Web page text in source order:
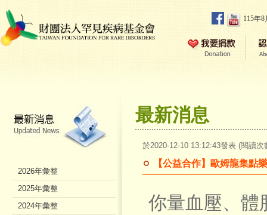
115年
最新消息
於2020-12-10 13:12:43發表 (閱讀次
【公益合作】歐姆龍集點
你量血壓、體
2026年彙整
2025年彙整
2024年彙整